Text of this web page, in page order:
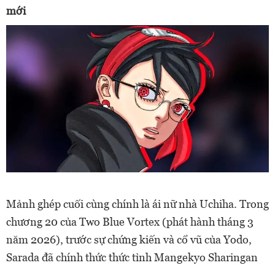
mới
Mảnh ghép cuối cùng chính là ái nữ nhà Uchiha. Trong
chương 20 của Two Blue Vortex (phát hành tháng 3
năm 2026), trước sự chứng kiến và cổ vũ của Yodo,
Sarada đã chính thức thức tỉnh Mangekyo Sharingan